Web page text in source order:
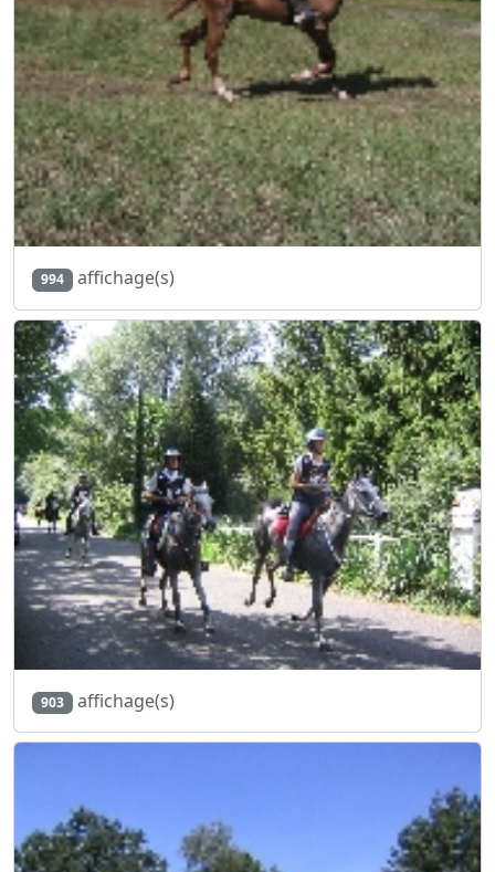
994 affichage(s)
903 affichage(s)